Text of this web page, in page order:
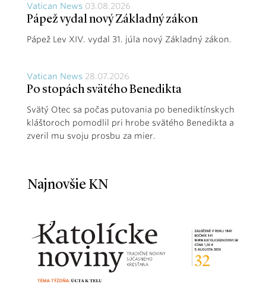
Vatican News 03.08.2026
Pápež vydal nový Základný zákon
Pápež Lev XIV. vydal 31. júla nový Základný zákon.
Vatican News 28.07.2026
Po stopách svätého Benedikta
Svätý Otec sa počas putovania po benediktínskych
kláštoroch pomodlil pri hrobe svätého Benedikta a
zveril mu svoju prosbu za mier.
Najnovšie KN